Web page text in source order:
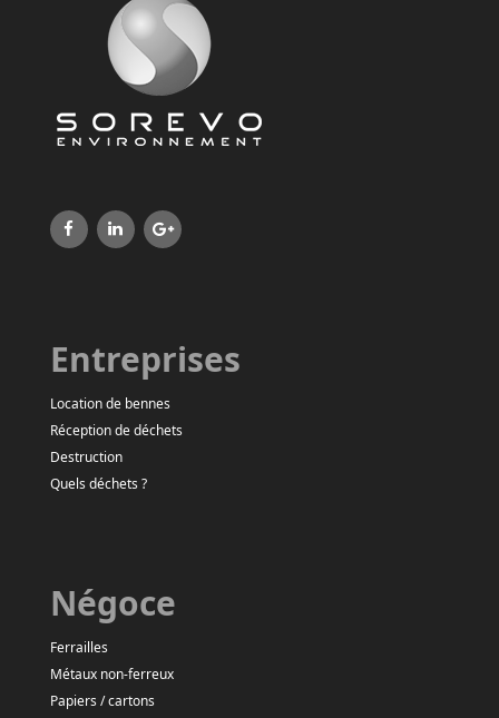
Entreprises
Location de bennes
Réception de déchets
Destruction
Quels déchets ?
Négoce
Ferrailles
Métaux non-ferreux
Papiers / cartons